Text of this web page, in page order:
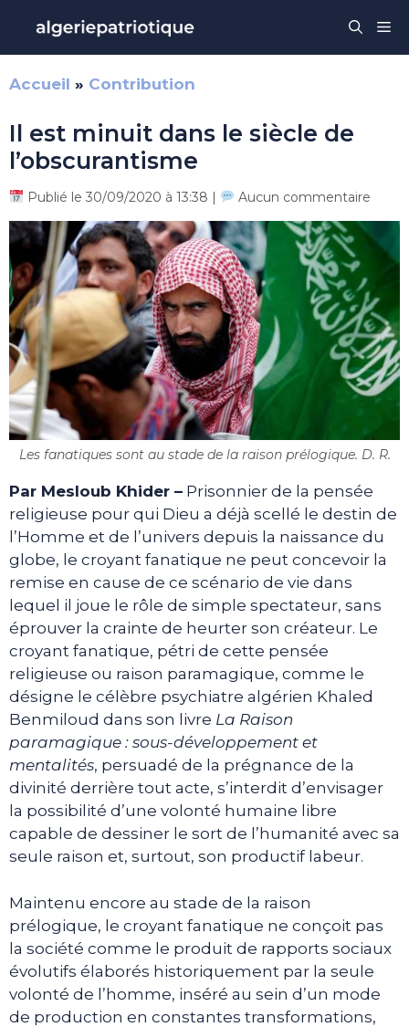
contenu
Accueil » Contribution
Il est minuit dans le siècle de
l’obscurantisme
Publié le 30/09/2020 à 13:38 | Aucun commentaire
Les fanatiques sont au stade de la raison prélogique. D. R.
Par Mesloub Khider – Prisonnier de la pensée
religieuse pour qui Dieu a déjà scellé le destin de
l’Homme et de l’univers depuis la naissance du
globe, le croyant fanatique ne peut concevoir la
remise en cause de ce scénario de vie dans
lequel il joue le rôle de simple spectateur, sans
éprouver la crainte de heurter son créateur. Le
croyant fanatique, pétri de cette pensée
religieuse ou raison paramagique, comme le
désigne le célèbre psychiatre algérien Khaled
Benmiloud dans son livre La Raison
paramagique : sous-développement et
mentalités, persuadé de la prégnance de la
divinité derrière tout acte, s’interdit d’envisager
la possibilité d’une volonté humaine libre
capable de dessiner le sort de l’humanité avec sa
seule raison et, surtout, son productif labeur.
Maintenu encore au stade de la raison
prélogique, le croyant fanatique ne conçoit pas
la société comme le produit de rapports sociaux
évolutifs élaborés historiquement par la seule
volonté de l’homme, inséré au sein d’un mode
de production en constantes transformations,